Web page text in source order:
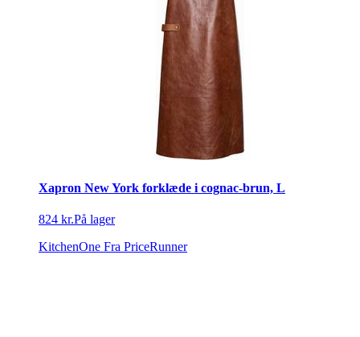
Xapron New York forklæde i cognac-brun, L
824 kr.På lager
KitchenOne Fra PriceRunner